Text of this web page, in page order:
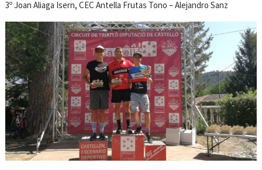
3º Joan Aliaga Isern, CEC Antella Frutas Tono – Alejandro Sanz